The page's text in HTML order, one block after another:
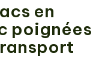
en
poignées